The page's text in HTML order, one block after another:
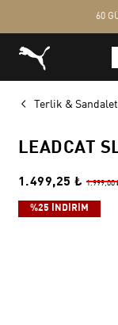
Terlik & Sandalet
LEADCAT
1.499,25 ₺ 1.999,00
%25 İNDİRİM